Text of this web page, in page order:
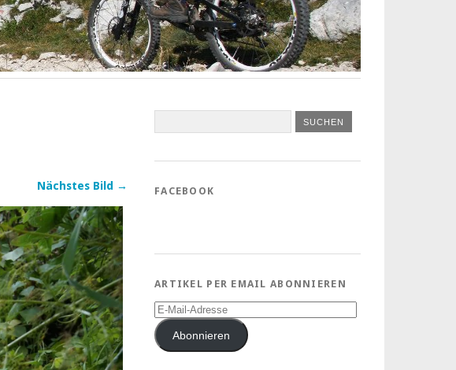
Nächstes Bild → FACEBOOK
ARTIKEL PER EMAIL ABONNIEREN
E-
Mail-
AdresseAbonnieren